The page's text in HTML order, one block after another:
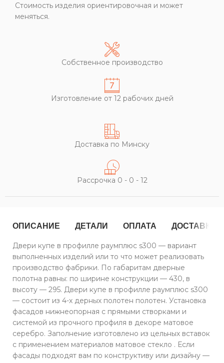
Стоимость изделия ориентировочная и может
меняться.
Собственное производство
Изготовление от 12 рабочих дней
Доставка по Минску
Рассрочка 0 - 0 - 12
ОПИСАНИЕ ДЕТАЛИ ОПЛАТА ДОСТАВКА
Двери купе в профилле раумплюс s300 — вариант
выполненных изделий или то что может реализовать
производство фабрики. По габаритам дверные
полотна равны: по ширине конструкции — 430, в
высоту — 295. Двери купе в профилле раумплюс s300
— состоит из 4-х дерных полотен полотен. Установка
фасадов нижнеопорная с прямыми створками и
системой из прочного профиля в декоре матовое
серебро. Заполнение изготовлено из цельных вставок
с применением материалов матовое стекло . Если
фасады подходят вам по конструктиву или дизайну —